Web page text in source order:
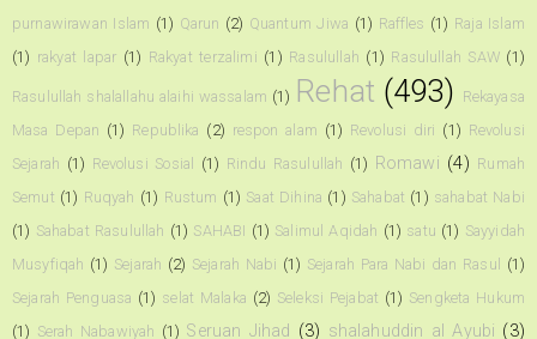
purnawirawan Islam (1) Qarun (2) Quantum Jiwa (1) Raffles (1) Raja Islam
(1) rakyat lapar (1) Rakyat terzalimi (1) Rasulullah (1) Rasulullah SAW (1)
Rasulullah shalallahu alaihi wassalam (1) Rehat (493) Rekayasa
Masa Depan (1) Republika (2) respon alam (1) Revolusi diri (1) Revolusi
Sejarah (1) Revolusi Sosial (1) Rindu Rasulullah (1) Romawi (4) Rumah
Semut (1) Ruqyah (1) Rustum (1) Saat Dihina (1) Sahabat (1) sahabat Nabi
(1) Sahabat Rasulullah (1) SAHABI (1) Salimul Aqidah (1) satu (1) Sayyidah
Musyfiqah (1) Sejarah (2) Sejarah Nabi (1) Sejarah Para Nabi dan Rasul
(1)
Sejarah Penguasa (1) selat Malaka (2) Seleksi Pejabat (1) Sengketa Hukum
(1) Serah Nabawiyah (1) Seruan Jihad (3) shalahuddin al Ayubi (3)